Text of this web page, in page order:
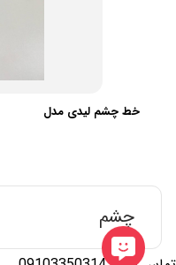
خط چشم لیدی مدل
چشم